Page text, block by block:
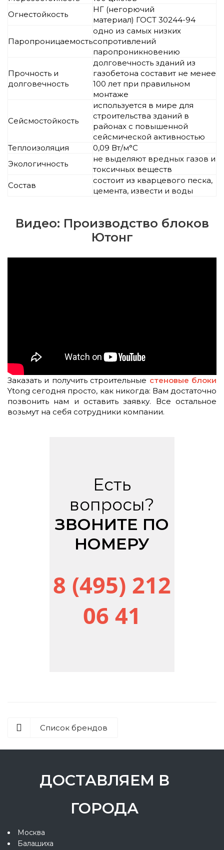
Огнестойкость
НГ (негорючий
материал) ГОСТ 30244-94
Паропроницаемость
одно из самых низких
сопротивлений
паропроникновению
Прочность и
долговечность
долговечность зданий из
газобетона составит не менее
100 лет при правильном
монтаже
Сейсмостойкость
используется в мире для
строительства зданий в
районах с повышенной
сейсмической активностью
Теплоизоляция
0,09 Вт/м°C
Экологичность
не выделяют вредных газов и
токсичных веществ
Состав
состоит из кварцевого песка,
цемента, извести и воды
Видео: Производство блоков
Ютонг
Заказать и получить строительные стеновые блоки
Ytong сегодня просто, как никогда: Вам достаточно
позвонить нам и оставить заявку. Все остальное
возьмут на себя сотрудники компании.
Есть
вопросы?
ЗВОНИТЕ ПО
НОМЕРУ
8 (495) 212
06 41
Список брендов
ДОСТАВЛЯЕМ В
ГОРОДА
Москва
Балашиха